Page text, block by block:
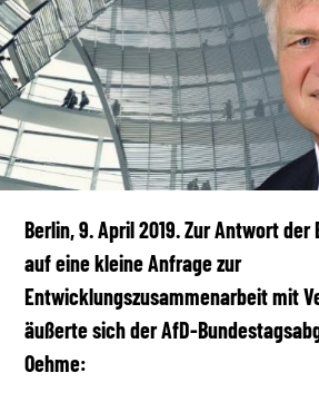
STELLENPORTAL
MEDIATHEK
Berlin, 9. April 2019. Zur Antwort
auf eine kleine Anfrage zur
Entwicklungszusammenarbeit mit
äußerte sich der AfD-
Oehme: